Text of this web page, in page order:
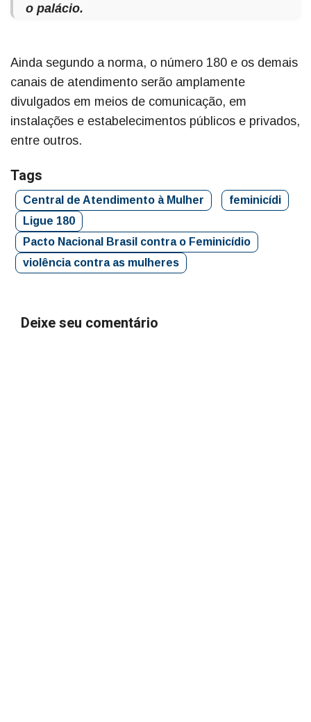
o palácio.
Ainda segundo a norma, o número 180 e os demais
canais de atendimento serão amplamente
divulgados em meios de comunicação, em
instalações e estabelecimentos públicos e privados,
entre outros.
Tags
Central de Atendimento à Mulher
feminicídi
Ligue 180
Pacto Nacional Brasil contra o Feminicídio
violência contra as mulheres
Deixe seu comentário